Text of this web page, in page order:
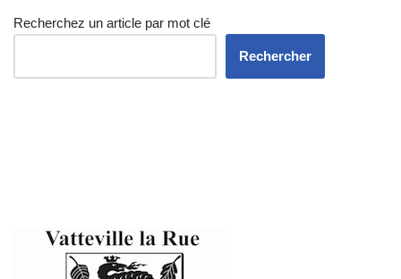
Recherchez un article par mot clé
Rechercher